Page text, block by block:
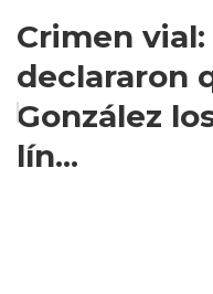
Crimen
declararon
González
lín...